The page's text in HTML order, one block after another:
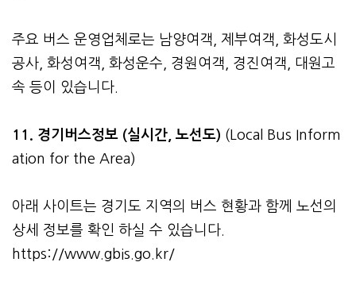
주요 버스 운영업체로는 남양여객, 제부여객, 화성도시
공사, 화성여객, 화성운수, 경원여객, 경진여객, 대원고
속 등이 있습니다.
11. 경기버스정보 (실시간, 노선도) (Local Bus Inform
ation for the Area)
아래 사이트는 경기도 지역의 버스 현황과 함께 노선의
상세 정보를 확인 하실 수 있습니다.
https://www.gbis.go.kr/